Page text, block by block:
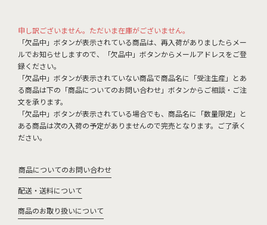
申し訳ございません。ただいま在庫がございません。
「欠品中」ボタンが表示されている商品は、再入荷がありましたらメー
ルでお知らせしますので、「欠品中」ボタンからメールアドレスをご登
録ください。
「欠品中」ボタンが表示されていない商品で商品名に「受注生産」とあ
る商品は下の「商品についてのお問い合わせ」ボタンからご相談・ご注
文を承ります。
「欠品中」ボタンが表示されている場合でも、商品名に「数量限定」と
ある商品は次の入荷の予定がありませんので完売となります。ご了承く
ださい。
商品についてのお問い合わせ
配送・送料について
商品のお取り扱いについて